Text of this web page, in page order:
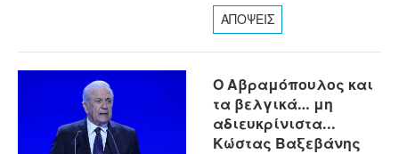
ΑΠΟΨΕΙΣ
Ο Αβραμόπουλος και
τα βελγικά… μη
αδιευκρίνιστα...
Κώστας Βαξεβάνης